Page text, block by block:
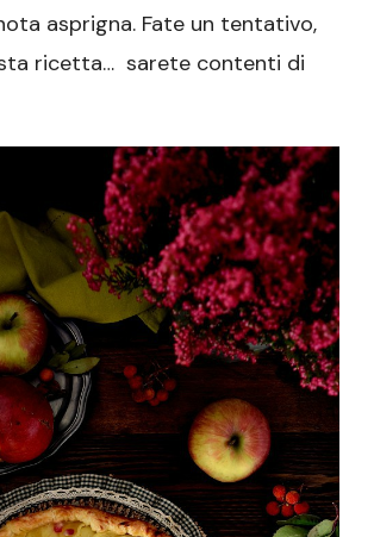
asprigna. Fate un tentativo,
ricetta… sarete contenti di